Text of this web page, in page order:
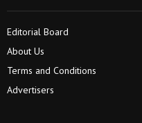
Editorial Board
About Us
Terms and Conditions
Advertisers